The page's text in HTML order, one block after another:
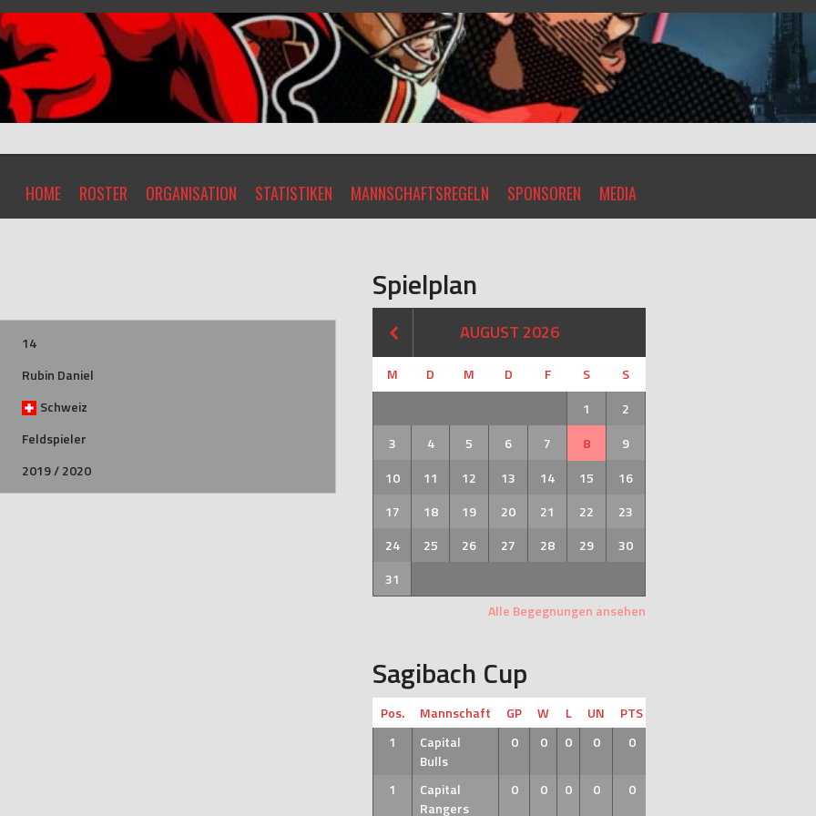
HOME ROSTER ORGANISATION STATISTIKEN MANNSCHAFTSREGELN SPONSOREN MEDIA
14
Rubin Daniel
Schweiz
Feldspieler
2019 / 2020
Spielplan
AUGUST 2026
M D M D F S
S
1
2
3
4 5 6 7 8
9
10
11 12 13 14 15
16
17
18 19 20 21 22
23
24
25 26 27 28 29
30
31
Alle Begegnungen ansehen
Sagibach Cup
Pos. Mannschaft GP W L UN
PTS
1
Capital
Bulls
0 0 0 0 0
1
Capital
Rangers
0 0 0 0 0